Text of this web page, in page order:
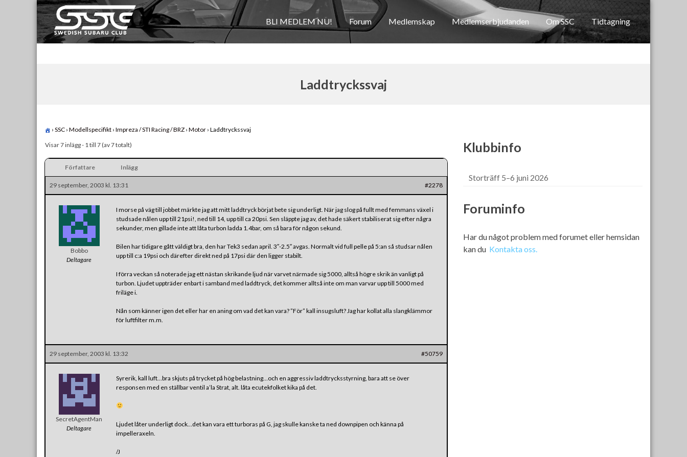
Skip
to
content
Swedish Subaru Club
För oss som älskar Subaru!
BLI MEDLEM NU! Forum Medlemskap Medlemserbjudanden Om SSC Tidtagning
Laddtryckssvaj
› SSC › Modellspecifikt › Impreza / STI Racing / BRZ › Motor › Laddtryckssvaj
Visar 7 inlägg - 1 till 7 (av 7 totalt)
Författare Inlägg
29 september, 2003 kl. 13:31 #2278
Bobbo
Deltagare
I morse på väg till jobbet märkte jag att mitt laddtryck börjat bete sig underligt. När jag slog på fullt med femmans växel i
studsade nålen upp till 21psi!, ned till 14, upp till ca 20psi. Sen släppte jag av, det hade säkert stabiliserat sig efter några
sekunder, men gillade inte att låta turbon ladda 1.4bar, om så bara för någon sekund.
Bilen har tidigare gått väldigt bra, den har Tek3 sedan april. 3″-2.5″ avgas. Normalt vid full pelle på 5:an så studsar nålen
upp till c:a 19psi och därefter direkt ned på 17psi där den ligger stabilt.
I förra veckan så noterade jag ett nästan skrikande ljud när varvet närmade sig 5000, alltså högre skrik än vanligt på
turbon. Ljudet uppträder enbart i samband med laddtryck, det kommer alltså inte om man varvar upp till 5000 med
friläge i.
Nån som känner igen det eller har en aning om vad det kan vara? ”För” kall insugsluft? Jag har kollat alla slangklämmor
för luftfilter m.m.
29 september, 2003 kl. 13:32 #50759
SecretAgentMan
Deltagare
Syrerik, kall luft…bra skjuts på trycket på hög belastning…och en aggressiv laddtrycksstyrning, bara att se över
responsen med en ställbar ventil a’la Strat, alt. låta ecutekfolket kika på det.
Ljudet låter underligt dock…det kan vara ett turboras på G, jag skulle kanske ta ned downpipen och känna på
impelleraxeln.
/J
Klubbinfo
Storträff 5–6 juni 2026
Foruminfo
Har du något problem med forumet eller hemsidan
kan du Kontakta oss.